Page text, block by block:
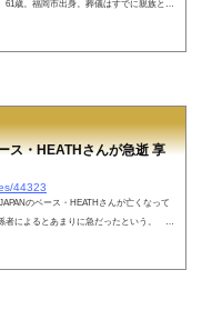
歳。福岡市出身。葬儀はすでに親族とご
ス・HEATHさんが急逝 享
44323
のベース・HEATHさんが亡くなって
者によるとあまりに急だったという。 X